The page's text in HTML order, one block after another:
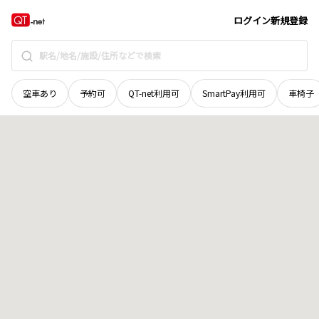
ログイン新規登録
空車あり 予約可 QT-net利用可 SmartPay利用可 車椅子
岡山県